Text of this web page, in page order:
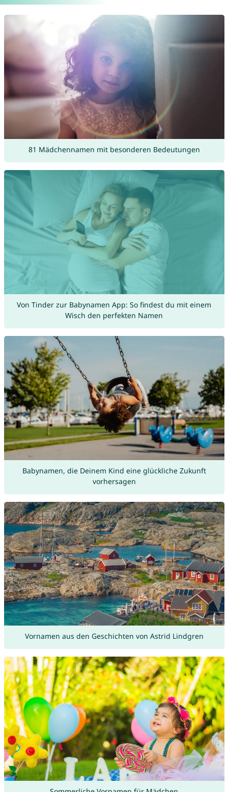
81 Mädchennamen mit besonderen Bedeutungen
Von Tinder zur Babynamen App: So findest du mit einem
Wisch den perfekten Namen
Babynamen, die Deinem Kind eine glückliche Zukunft
vorhersagen
Vornamen aus den Geschichten von Astrid Lindgren